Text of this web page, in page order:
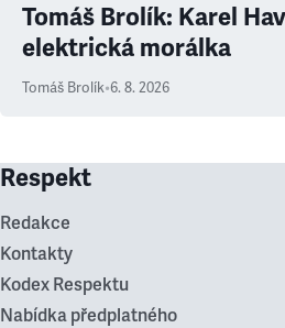
Tomáš Brolík: Karel
elektrická morálka
Tomáš Brolík•6. 8. 2026
Respekt
Redakce
Kontakty
Kodex Respektu
Nabídka předplatného